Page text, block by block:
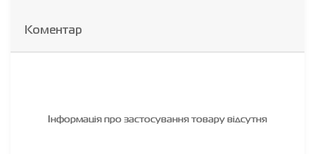
Коментар
Інформація про застосування товару відсутня